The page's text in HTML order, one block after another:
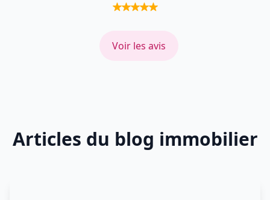
Voir les avis
Articles du blog immobilier